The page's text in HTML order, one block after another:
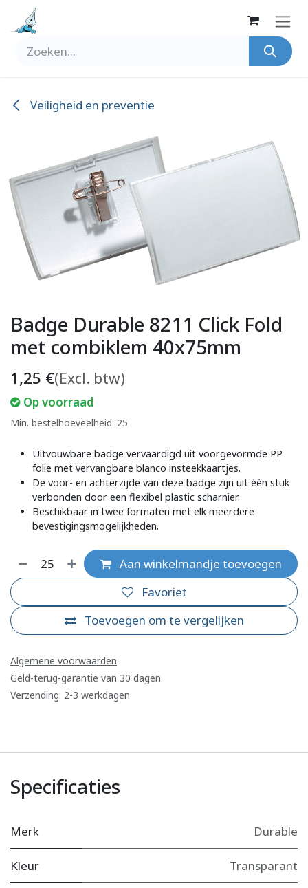
Overslaan naar inhoud
Veiligheid en preventie
Badge Durable 8211 Click Fold
met combiklem 40x75mm
1,25 €(Excl. btw)
Op voorraad
Min. bestelhoeveelheid: 25
Uitvouwbare badge vervaardigd uit voorgevormde PP
folie met vervangbare blanco insteekkaartjes.
De voor- en achterzijde van deze badge zijn uit één stuk
verbonden door een flexibel plastic scharnier.
Beschikbaar in twee formaten met elk meerdere
bevestigingsmogelijkheden.
Aan winkelmandje toevoegen
Toevoegen om te vergelijken
Favoriet
Algemene voorwaarden
Geld-terug-garantie van 30 dagen
Verzending: 2-3 werkdagen
Specificaties
Merk Durable
Kleur Transparant